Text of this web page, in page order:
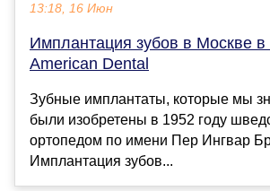
13:18, 16 Июн
Имплантация зубов в Москве в
American Dental
Зубные имплантаты, которые мы
были изобретены в 1952 году
ортопедом по имени Пер Ингвар
Имплантация зубов...